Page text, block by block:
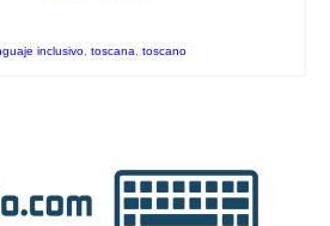
inclusivo toscana toscano